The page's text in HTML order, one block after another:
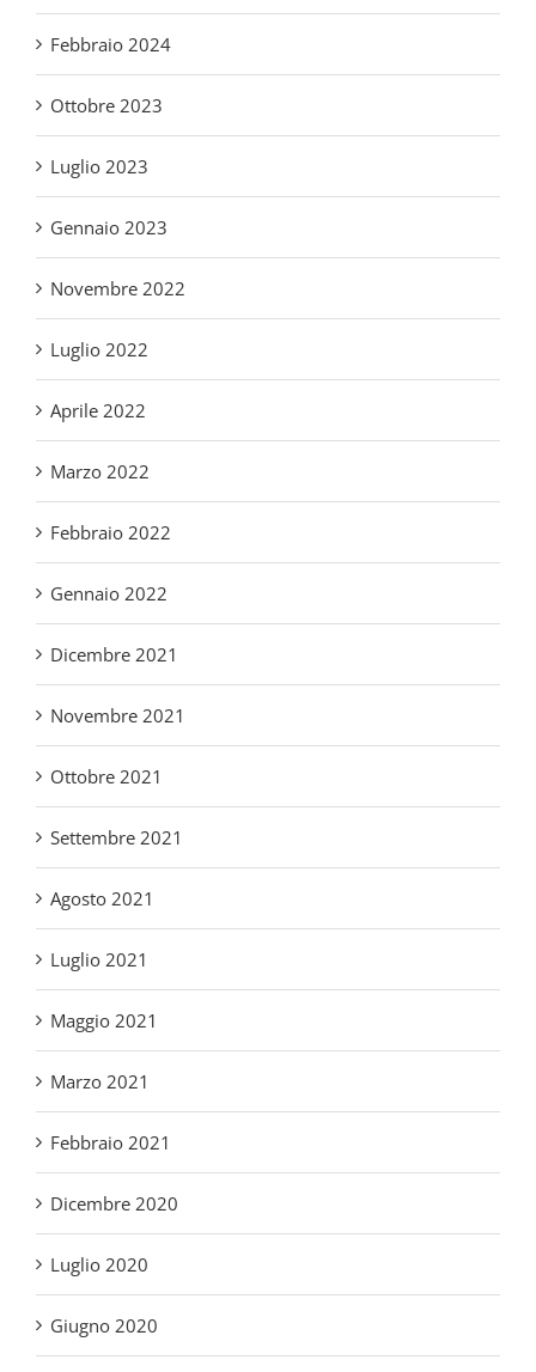
Ottobre 2023
Luglio 2023
Gennaio 2023
Novembre 2022
Luglio 2022
Aprile 2022
Marzo 2022
Febbraio 2022
Gennaio 2022
Dicembre 2021
Novembre 2021
Ottobre 2021
Settembre 2021
Agosto 2021
Luglio 2021
Maggio 2021
Marzo 2021
Febbraio 2021
Dicembre 2020
Luglio 2020
Giugno 2020
Maggio 2020
Aprile 2020